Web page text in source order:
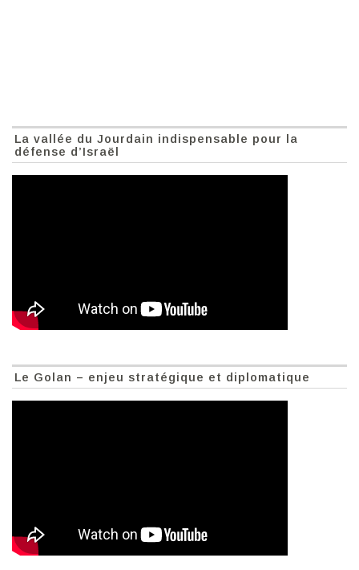
La vallée du Jourdain indispensable pour la
défense d’Israël
Le Golan – enjeu stratégique et diplomatique